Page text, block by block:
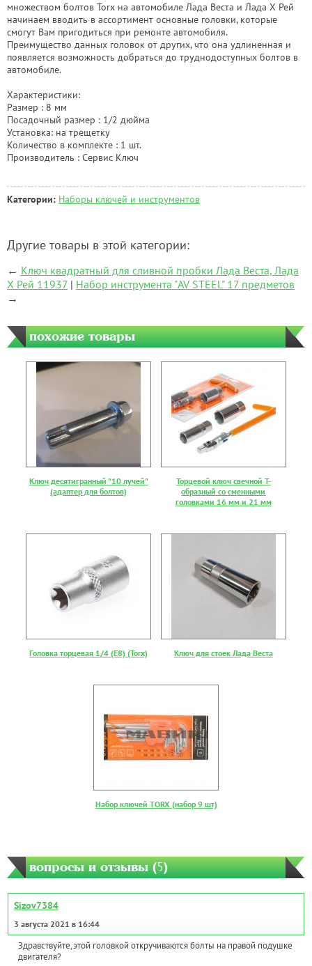
множеством болтов Torx на автомобиле Лада Веста и Лада Х Рей
начинаем вводить в ассортимент основные головки, которые
смогут Вам пригодиться при ремонте автомобиля.
Преимущество данных головок от других, что она удлиненная и
появляется возможность добраться до труднодоступных болтов в
автомобиле.
Характеристики:
Размер : 8 мм
Посадочный размер : 1/2 дюйма
Установка: на трещетку
Количество в комплекте : 1 шт.
Производитель : Сервис Ключ
Категории: Наборы ключей и инструментов
Другие товары в этой категории:
← Ключ квадратный для сливной пробки Лада Веста, Лада
Х Рей 11937 | Набор инструмента "AV STEEL" 17 предметов
→
похожие товары
Ключ десятигранный "10 лучей"
(адаптер для болтов)
Торцевой ключ свечной Т-
образный со сменными
головками 16 мм и 21 мм
Головка торцевая 1/4 (E8) (Torx) Ключ для стоек Лада Веста
Набор ключей TORX (набор 9 шт)
вопросы и отзывы (5)
Sizov7384
3 августа 2021 в 16:44
Здравствуйте,этой головкой откручиваются болты на правой подушке
двигателя?